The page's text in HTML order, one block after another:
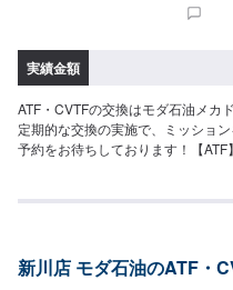
実績金額
ATF・CVTFの交換はモダ石油メカ
定期的な交換の実施で、ミッショ
予約をお待ちしております！【
新川店 モダ石油のATF・